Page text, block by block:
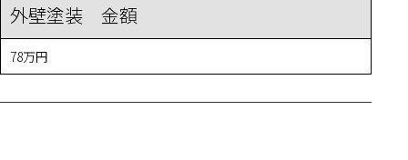
外壁塗装 金額
78万円